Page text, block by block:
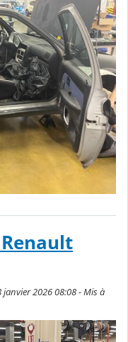
janvier 2026 08:08 - Mis à